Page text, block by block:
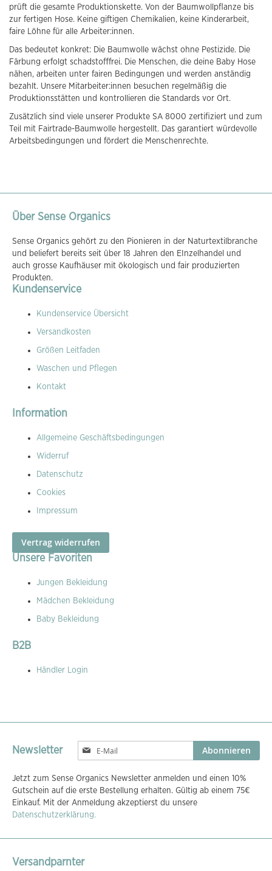
prüft die gesamte Produktionskette. Von der Baumwollpflanze bis
zur fertigen Hose. Keine giftigen Chemikalien, keine Kinderarbeit,
faire Löhne für alle Arbeiter:innen.
Das bedeutet konkret: Die Baumwolle wächst ohne Pestizide. Die
Färbung erfolgt schadstofffrei. Die Menschen, die deine Baby Hose
nähen, arbeiten unter fairen Bedingungen und werden anständig
bezahlt. Unsere Mitarbeiter:innen besuchen regelmäßig die
Produktionsstätten und kontrollieren die Standards vor Ort.
Zusätzlich sind viele unserer Produkte SA 8000 zertifiziert und zum
Teil mit Fairtrade-Baumwolle hergestellt. Das garantiert würdevolle
Arbeitsbedingungen und fördert die Menschenrechte.
Über Sense Organics
Sense Organics gehört zu den Pionieren in der Naturtextilbranche
und beliefert bereits seit über 18 Jahren den EInzelhandel und
auch grosse Kaufhäuser mit ökologisch und fair produzierten
Produkten.
Kundenservice
Kundenservice Übersicht
Versandkosten
Größen Leitfaden
Waschen und Pflegen
Kontakt
Information
Allgemeine Geschäftsbedingungen
Widerruf
Datenschutz
Cookies
Impressum
Vertrag widerrufen
Unsere Favoriten
Jungen Bekleidung
Mädchen Bekleidung
Baby Bekleidung
B2B
Händler Login
Newsletter
Melden
Sie
für
unseren
Newsletter
an:
Abonnieren
Jetzt zum Sense Organics Newsletter anmelden und einen 10%
Gutschein auf die erste Bestellung erhalten. Gültig ab einem 75€
Einkauf. Mit der Anmeldung akzeptierst du unsere
Datenschutzerklärung.
Versandparnter